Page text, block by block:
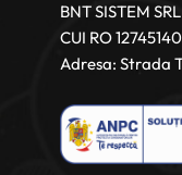
BNT SISTEM SRL
CUI RO 12745140
Adresa: Strada